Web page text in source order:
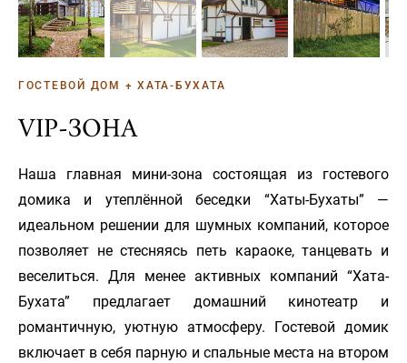
ГОСТЕВОЙ ДОМ + ХАТА-БУХАТА
VIP-ЗОНА
Наша главная мини-зона состоящая из гостевого
домика и утеплённой беседки “Хаты-Бухаты” —
идеальном решении для шумных компаний, которое
позволяет не стесняясь петь караоке, танцевать и
веселиться. Для менее активных компаний “Хата-
Бухата” предлагает домашний кинотеатр и
романтичную, уютную атмосферу. Гостевой домик
включает в себя парную и спальные места на втором